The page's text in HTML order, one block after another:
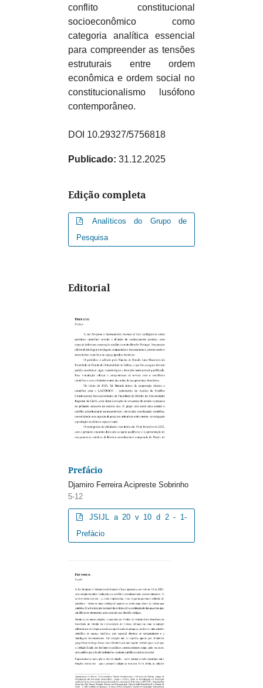
conflito constitucional
socioeconômico como
categoria analítica essencial
para compreender as tensões
estruturais entre ordem
econômica e ordem social no
constitucionalismo lusófono
contemporâneo.
DOI 10.29327/5756818
Publicado: 31.12.2025
Edição completa
Analíticos do Grupo de
Pesquisa
Editorial
Prefácio
Djamiro Ferreira Acipreste Sobrinho
5-12
JSIJL a 20 v 10 d 2 - 1-
Prefácio